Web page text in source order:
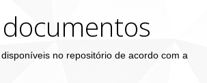
no repositório de acordo com a